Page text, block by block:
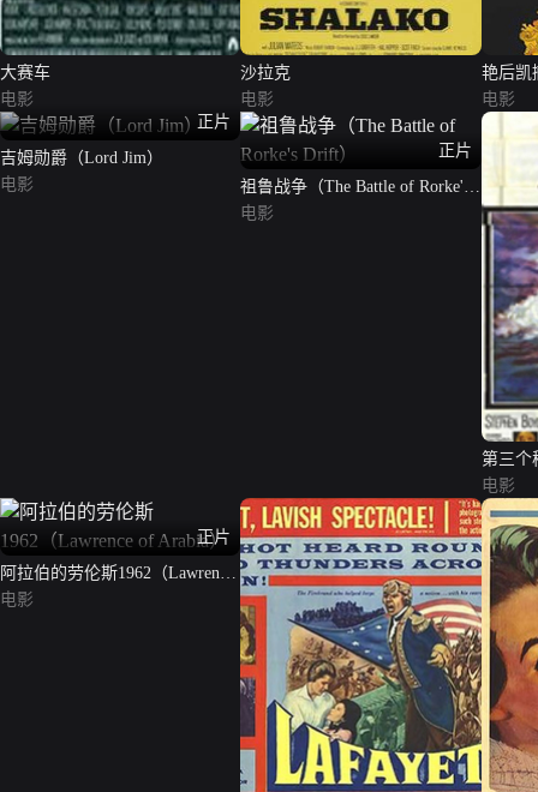
大赛车
电影
沙拉克
电影
艳后凯
电影
正片
吉姆勋爵（Lord Jim）
电影
正片
祖鲁战争（The Battle of Rorke's
Drift）
电影
第三个
电影
正片
阿拉伯的劳伦斯1962（Lawrence
of Arabia）
电影